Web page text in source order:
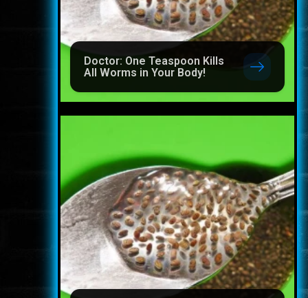
Doctor: One Teaspoon Kills
All Worms in Your Body!